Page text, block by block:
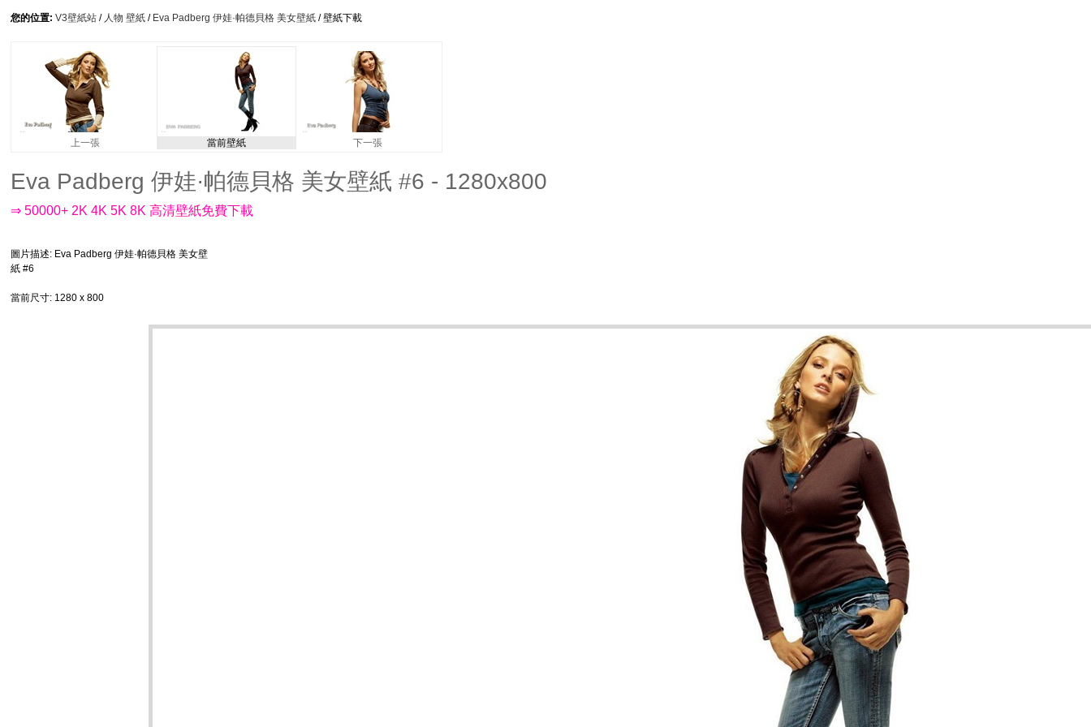
您的位置: V3壁紙站 / 人物 壁紙 / Eva Padberg 伊娃·帕德貝格 美女壁紙 / 壁紙下載
上一張 當前壁紙 下一張
Eva Padberg 伊娃·帕德貝格 美女壁紙 #6 - 1280x800
⇒ 50000+ 2K 4K 5K 8K 高清壁紙免費下載
圖片描述: Eva Padberg 伊娃·帕德貝格 美女壁
紙 #6
當前尺寸: 1280 x 800